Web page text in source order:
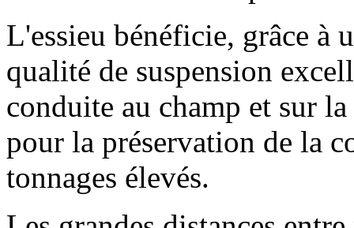
L'essieu bénéficie, grâce à
qualité de suspension
conduite au champ et sur
pour la préservation de la
tonnages élevés.